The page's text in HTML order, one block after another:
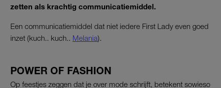
zetten als krachtig communicatiemiddel.
Een communicatiemiddel dat niet iedere First Lady even goed
inzet (kuch.. kuch.. Melania).
POWER OF FASHION
Op feestjes zeggen dat je over mode schrijft, betekent sowieso